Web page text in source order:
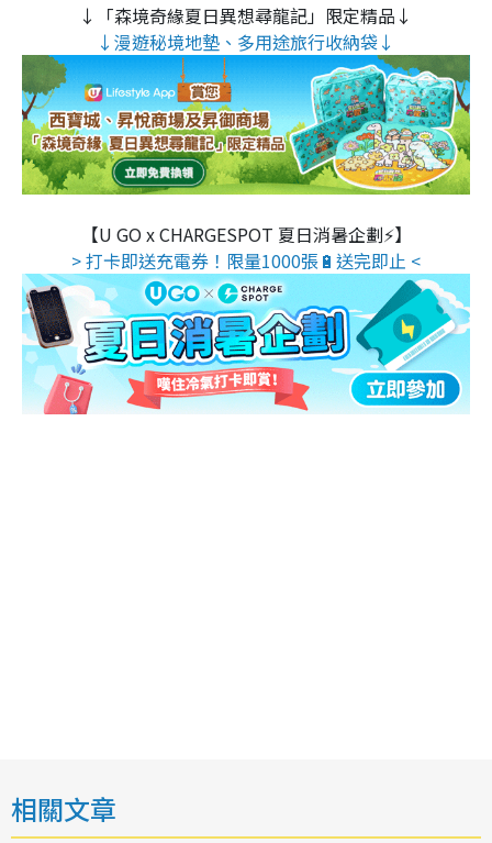
↓「森境奇緣夏日異想尋龍記」限定精品↓
↓漫遊秘境地墊、多用途旅行收納袋↓
【U GO x CHARGESPOT 夏日消暑企劃⚡】
> 打卡即送充電券！限量1000張🔋送完即止 <
相關文章